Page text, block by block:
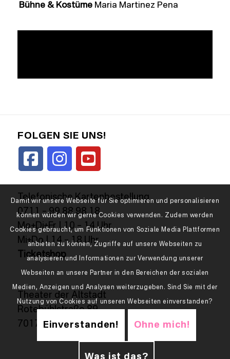
Bühne & Kostüme Maria Martinez Pena
FOLGEN SIE UNS!
Telefonische Kartenbestellung
0711 – 99 88 98 18
Mo+Di+Fr | 10 – 14 Uhr
Mi+Do | 14 – 18 Uhr
Ticketshop
Theater der Altstadt
Rotebühlstraße 89
70178 Stuttgart
Damit wir unsere Webseite für Sie optimieren und personalisieren
können würden wir gerne Cookies verwenden. Zudem werden
Cookies gebraucht, um Funktionen von Soziale Media Plattformen
anbieten zu können, Zugriffe auf unsere Webseiten zu
analysieren und Informationen zur Verwendung unserer
Webseiten an unsere Partner in den Bereichen der sozialen
Medien, Anzeigen und Analysen weiterzugeben. Sind Sie mit der
Nutzung von Cookies auf unseren Webseiten einverstanden?
Einverstanden! Ohne mich!
Was ist das?